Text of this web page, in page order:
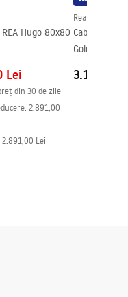
Hugo 80x80
Lei
din 30 de zile
2.891,00
2.891,00 Lei
Rea
Cabina dus
Gold Brush
3.103,00